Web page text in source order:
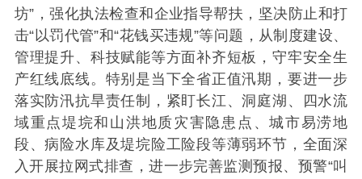
坊”，强化执法检查和企业指导帮扶，坚决防止和打
击“以罚代管”和“花钱买违规”等问题，从制度建设、
管理提升、科技赋能等方面补齐短板，守牢安全生
产红线底线。特别是当下全省正值汛期，要进一步
落实防汛抗旱责任制，紧盯长江、洞庭湖、四水流
域重点堤垸和山洪地质灾害隐患点、城市易涝地
段、病险水库及堤垸险工险段等薄弱环节，全面深
入开展拉网式排查，进一步完善监测预报、预警“叫